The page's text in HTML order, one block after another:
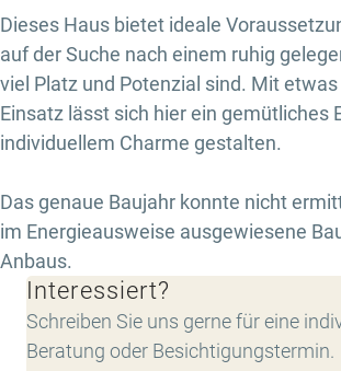
Dieses Haus bietet ideale
auf der Suche nach einem ruhig
viel Platz und Potenzial sind. Mit
Einsatz lässt sich hier ein gemütliches
individuellem Charme gestalten.
Das genaue Baujahr konnte nicht
im Energieausweise ausgewiesene
Anbaus.
Interessiert?
Schreiben Sie uns gerne für eine
Beratung oder Besichtigungstermin.